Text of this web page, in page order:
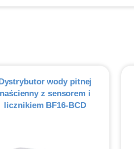
wody pitnej
naścienny z sensorem i
licznikiem BF16-BCD